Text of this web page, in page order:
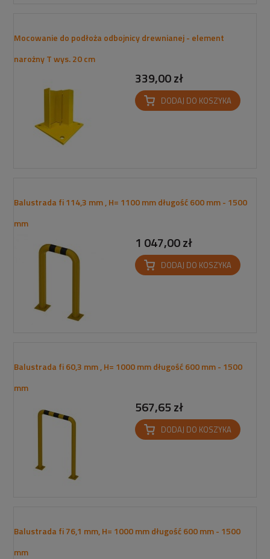
Mocowanie do podłoża odbojnicy drewnianej - element
narożny T wys. 20 cm
339,00 zł
DODAJ DO KOSZYKA
Balustrada fi 114,3 mm , H= 1100 mm długość 600 mm - 1500
mm
1 047,00 zł
DODAJ DO KOSZYKA
Balustrada fi 60,3 mm , H= 1000 mm długość 600 mm - 1500
mm
567,65 zł
DODAJ DO KOSZYKA
Balustrada fi 76,1 mm, H= 1000 mm długość 600 mm - 1500
mm